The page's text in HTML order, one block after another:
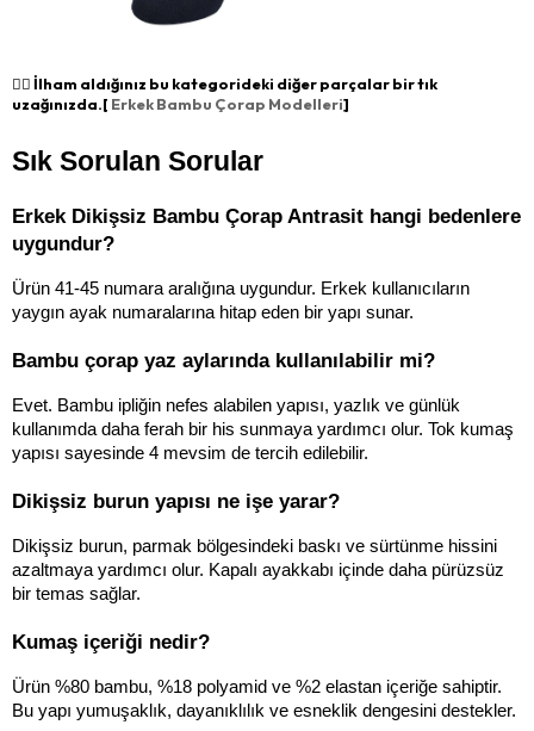
👉🏻 İlham aldığınız bu kategorideki diğer parçalar bir tık
uzağınızda.[ Erkek Bambu Çorap Modelleri]
Sık Sorulan Sorular
Erkek Dikişsiz Bambu Çorap Antrasit hangi bedenlere
uygundur?
Ürün 41-45 numara aralığına uygundur. Erkek kullanıcıların
yaygın ayak numaralarına hitap eden bir yapı sunar.
Bambu çorap yaz aylarında kullanılabilir mi?
Evet. Bambu ipliğin nefes alabilen yapısı, yazlık ve günlük
kullanımda daha ferah bir his sunmaya yardımcı olur. Tok kumaş
yapısı sayesinde 4 mevsim de tercih edilebilir.
Dikişsiz burun yapısı ne işe yarar?
Dikişsiz burun, parmak bölgesindeki baskı ve sürtünme hissini
azaltmaya yardımcı olur. Kapalı ayakkabı içinde daha pürüzsüz
bir temas sağlar.
Kumaş içeriği nedir?
Ürün %80 bambu, %18 polyamid ve %2 elastan içeriğe sahiptir.
Bu yapı yumuşaklık, dayanıklılık ve esneklik dengesini destekler.